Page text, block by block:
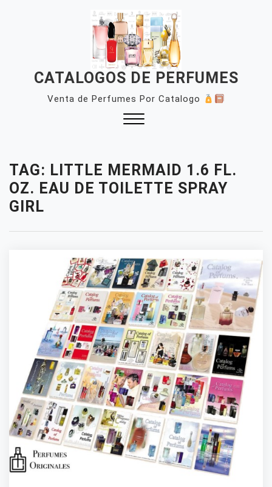
CATALOGOS DE PERFUMES
Venta de Perfumes Por Catalogo
TAG: LITTLE MERMAID 1.6 FL.
OZ. EAU DE TOILETTE SPRAY
GIRL